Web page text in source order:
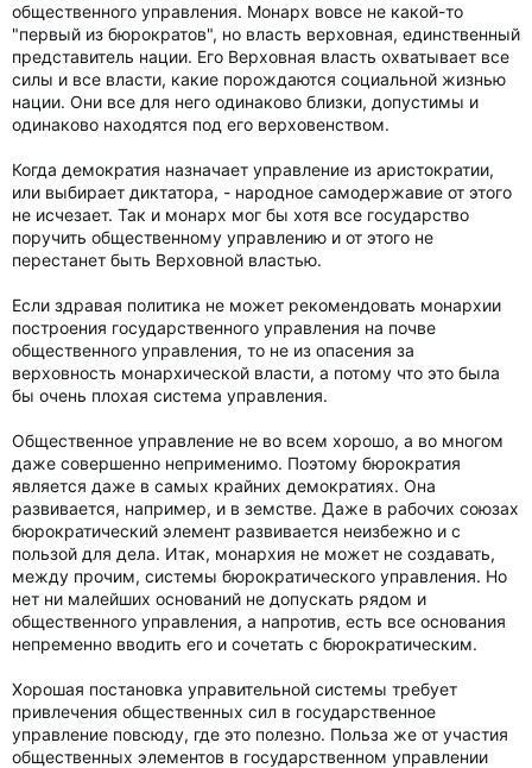
общественного управления. Монарх вовсе не какой-то
"первый из бюрократов", но власть верховная, единственный
представитель нации. Его Верховная власть охватывает все
силы и все власти, какие порождаются социальной жизнью
нации. Они все для него одинаково близки, допустимы и
одинаково находятся под его верховенством.
Когда демократия назначает управление из аристократии,
или выбирает диктатора, - народное самодержавие от этого
не исчезает. Так и монарх мог бы хотя все государство
поручить общественному управлению и от этого не
перестанет быть Верховной властью.
Если здравая политика не может рекомендовать монархии
построения государственного управления на почве
общественного управления, то не из опасения за
верховность монархической власти, а потому что это была
бы очень плохая система управления.
Общественное управление не во всем хорошо, а во многом
даже совершенно неприменимо. Поэтому бюрократия
является даже в самых крайних демократиях. Она
развивается, например, и в земстве. Даже в рабочих союзах
бюрократический элемент развивается неизбежно и с
пользой для дела. Итак, монархия не может не создавать,
между прочим, системы бюрократического управления. Но
нет ни малейших оснований не допускать рядом и
общественного управления, а напротив, есть все основания
непременно вводить его и сочетать с бюрократическим.
Хорошая постановка управительной системы требует
привлечения общественных сил в государственное
управление повсюду, где это полезно. Польза же от участия
общественных элементов в государственном управлении